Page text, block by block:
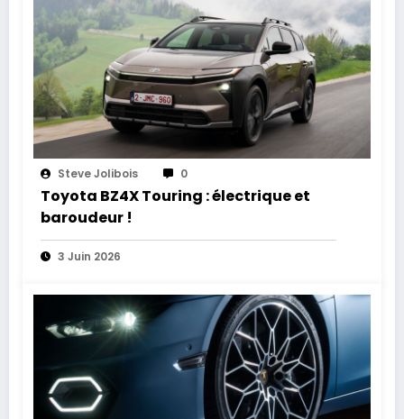
Steve Jolibois 0
Toyota BZ4X Touring : électrique et
baroudeur !
3 Juin 2026